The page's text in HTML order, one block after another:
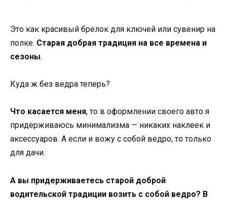
Это как красивый брелок для ключей или сувенир на
полке. Старая добрая традиция на все времена и
сезоны.
Куда ж без ведра теперь?
Что касается меня, то в оформлении своего авто я
придерживаюсь минимализма — никаких наклеек и
аксессуаров. А если и вожу с собой ведро, то только
для дачи.
А вы придерживаетесь старой доброй
водительской традиции возить с собой ведро? В